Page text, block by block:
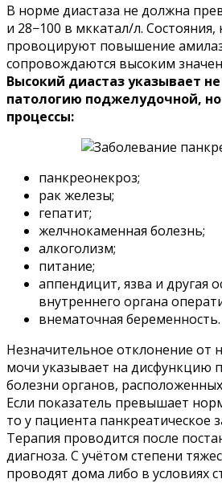
В норме диастаза не должна
и 28−100 в мккатал/л.
провоцируют повышение
сопровождаются высоким
Высокий диастаз указывает
патологию поджелудочной,
процессы:
панкреонекроз;
рак железы;
гепатит;
желчнокаменная болезнь;
алкоголизм;
питание;
аппендицит, язва и другая
внутреннего органа
внематочная беременность.
Незначительное отклонение от
мочи указывает на дисфункцию
болезни органов,
Если показатель превышает
то у пациента панкреатическое
Терапия проводится после
диагноза. С учётом степени
проводят дома либо в условиях